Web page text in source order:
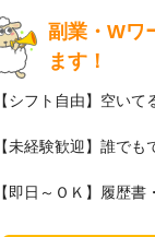
副業・Wワ
ます！
【シフト自由】空い
【未経験歓迎】誰で
【即日～ＯＫ】履歴